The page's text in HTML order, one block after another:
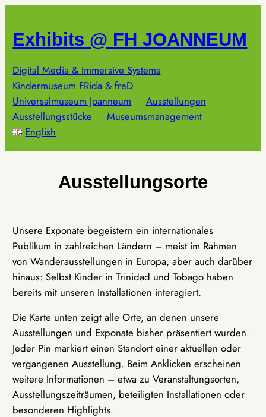
springen
Exhibits @ FH JOANNEUM
Digital Media & Immersive Systems
Kindermuseum FRida & freD
Universalmuseum Joanneum
Ausstellungen
Ausstellungsstücke
Museumsmanagement
English
Ausstellungsorte
Unsere Exponate begeistern ein internationales
Publikum in zahlreichen Ländern – meist im Rahmen
von Wanderausstellungen in Europa, aber auch darüber
hinaus: Selbst Kinder in Trinidad und Tobago haben
bereits mit unseren Installationen interagiert.
Die Karte unten zeigt alle Orte, an denen unsere
Ausstellungen und Exponate bisher präsentiert wurden.
Jeder Pin markiert einen Standort einer aktuellen oder
vergangenen Ausstellung. Beim Anklicken erscheinen
weitere Informationen – etwa zu Veranstaltungsorten,
Ausstellungszeiträumen, beteiligten Installationen oder
besonderen Highlights.